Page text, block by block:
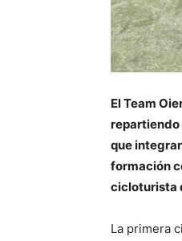
El Team
repartiendo
que
formación
cicloturista
La primera